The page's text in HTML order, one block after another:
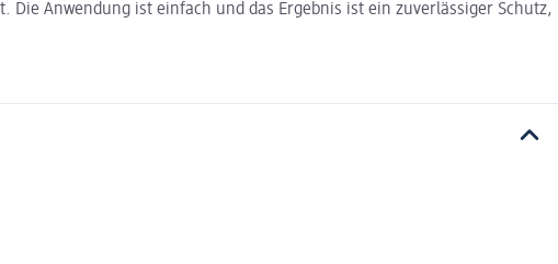
Anwendung ist einfach und das Ergebnis ist ein zuverlässiger Schutz,